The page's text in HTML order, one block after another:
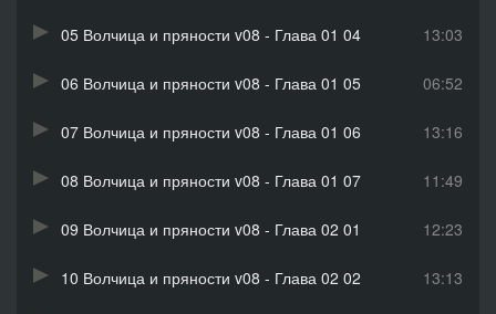
13:03
05 Волчица и пряности v08 - Глава 01 04
06:52
06 Волчица и пряности v08 - Глава 01 05
13:16
07 Волчица и пряности v08 - Глава 01 06
11:49
08 Волчица и пряности v08 - Глава 01 07
12:23
09 Волчица и пряности v08 - Глава 02 01
13:13
10 Волчица и пряности v08 - Глава 02 02